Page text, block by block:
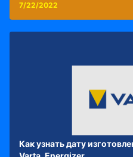
7/22/2022
Как узнать дату